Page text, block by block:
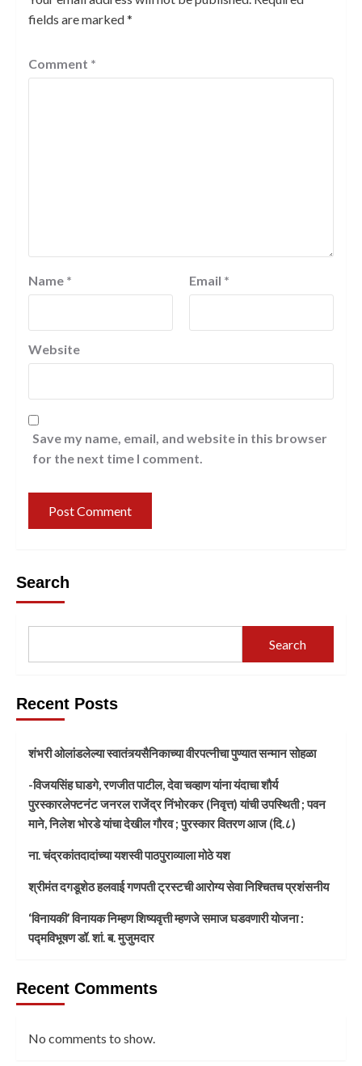
fields are marked*
Comment *
Name * Email *
Website
Save my name, email, and website in this browser
for the next time I comment.
Search
Search
Recent Posts
शंभरी ओलांडलेल्या स्वातंत्र्यसैनिकाच्या वीरपत्नीचा पुण्यात सन्मान सोहळा
-विजयसिंह घाडगे, रणजीत पाटील, देवा चव्हाण यांना यंदाचा शौर्य
पुरस्कारलेफ्टनंट जनरल राजेंद्र निंभोरकर (निवृत्त) यांची उपस्थिती ; पवन
माने, निलेश भोरडे यांचा देखील गौरव ; पुरस्कार वितरण आज (दि.८)
ना. चंद्रकांतदादांच्या यशस्वी पाठपुराव्याला मोठे यश
श्रीमंत दगडूशेठ हलवाई गणपती ट्रस्टची आरोग्य सेवा निश्चितच प्रशंसनीय
‘विनायकी’ विनायक निम्हण शिष्यवृत्ती म्हणजे समाज घडवणारी योजना :
पद्मविभूषण डॉ. शां. ब. मुजुमदार
Recent Comments
No comments to show.